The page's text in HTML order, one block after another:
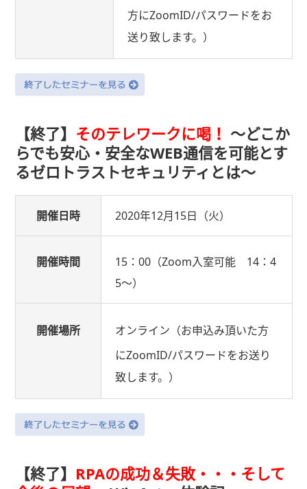
方にZoomID/パスワードをお
送り致します。）
【終了】 そのテレワークに喝！ 〜どこか
らでも安心・安全なWEB通信を可能とす
るゼロトラストセキュリティとは〜
開催日時 2020年12月15日（火）
開催時間
15：00（Zoom入室可能 14：4
5～）
開催場所
オンライン（お申込み頂いた方
にZoomID/パスワードをお送り
致します。）
【終了】 RPAの成功＆失敗・・・そして